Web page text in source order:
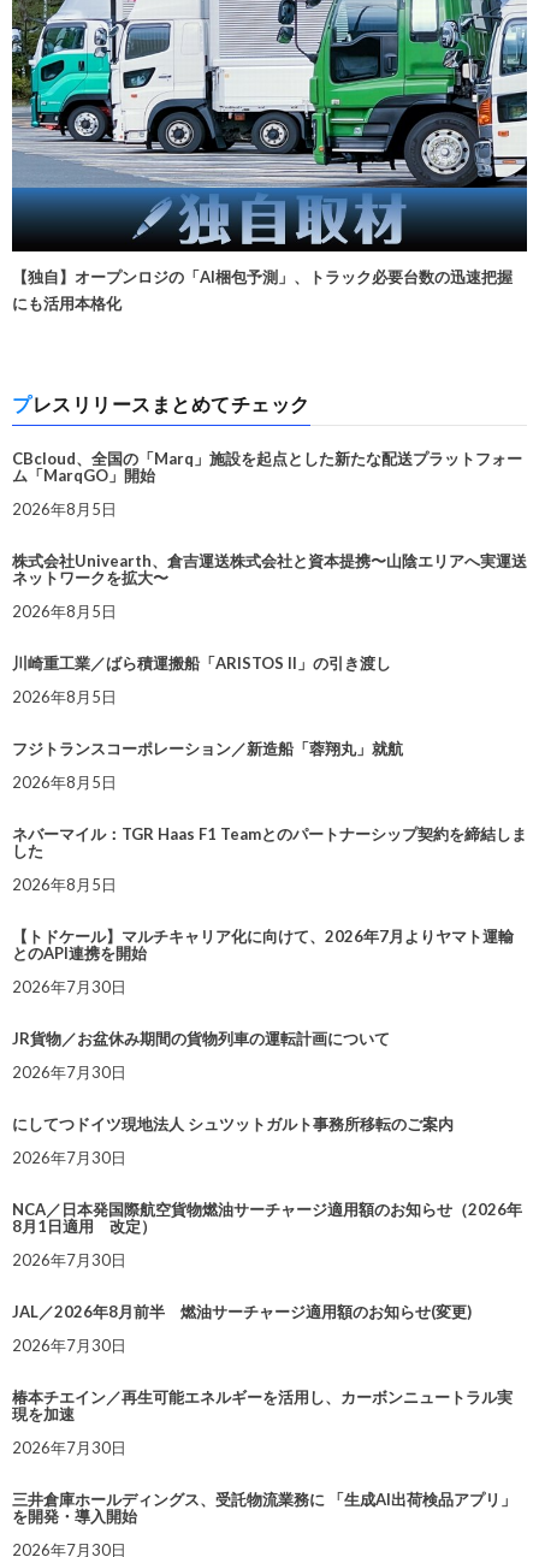
【独自】オープンロジの「AI梱包予測」、トラック必要台数の迅速把握
にも活用本格化
プレスリリースまとめてチェック
CBcloud、全国の「Marq」施設を起点とした新たな配送プラットフォー
ム「MarqGO」開始
2026年8月5日
株式会社Univearth、倉吉運送株式会社と資本提携〜山陰エリアへ実運送
ネットワークを拡大〜
2026年8月5日
川崎重工業／ばら積運搬船「ARISTOS II」の引き渡し
2026年8月5日
フジトランスコーポレーション／新造船「蓉翔丸」就航
2026年8月5日
ネバーマイル：TGR Haas F1 Teamとのパートナーシップ契約を締結しま
した
2026年8月5日
【トドケール】マルチキャリア化に向けて、2026年7月よりヤマト運輸
とのAPI連携を開始
2026年7月30日
JR貨物／お盆休み期間の貨物列車の運転計画について
2026年7月30日
にしてつドイツ現地法人 シュツットガルト事務所移転のご案内
2026年7月30日
NCA／日本発国際航空貨物燃油サーチャージ適用額のお知らせ（2026年
8月1日適用 改定）
2026年7月30日
JAL／2026年8月前半 燃油サーチャージ適用額のお知らせ(変更)
2026年7月30日
椿本チエイン／再生可能エネルギーを活用し、カーボンニュートラル実
現を加速
2026年7月30日
三井倉庫ホールディングス、受託物流業務に 「生成AI出荷検品アプリ」
を開発・導入開始
2026年7月30日